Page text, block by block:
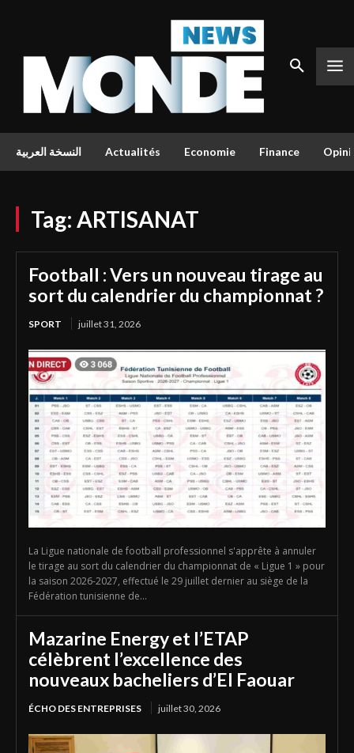
النسخة العربية Actualités Economie Finance
Tag: ARTISANAT
Football : Vers un nouveau tirage au
sort du calendrier du championnat ?
SPORT juillet 31, 2026
La Ligue nationale de football professionnel s'apprête à annuler
le tirage au sort du calendrier du championnat de « Ligue 1 » pour
la saison 2026-2027, effectué le 29 juillet dernier au siège de la
Fédération tunisienne de...
Mazarine Energy et l’ETAP
célèbrent l’excellence des
nouveaux bacheliers d’El Faouar
ÉCHO DES ENTREPRISES juillet 30, 2026